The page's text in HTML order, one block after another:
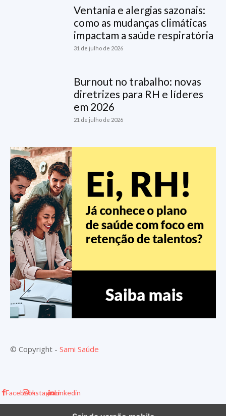
Ventania e alergias sazonais:
como as mudanças climáticas
impactam a saúde respiratória
31 de julho de 2026
Burnout no trabalho: novas
diretrizes para RH e líderes
em 2026
21 de julho de 2026
© Copyright - Sami Saúde
FacebookInstagramLinkedin